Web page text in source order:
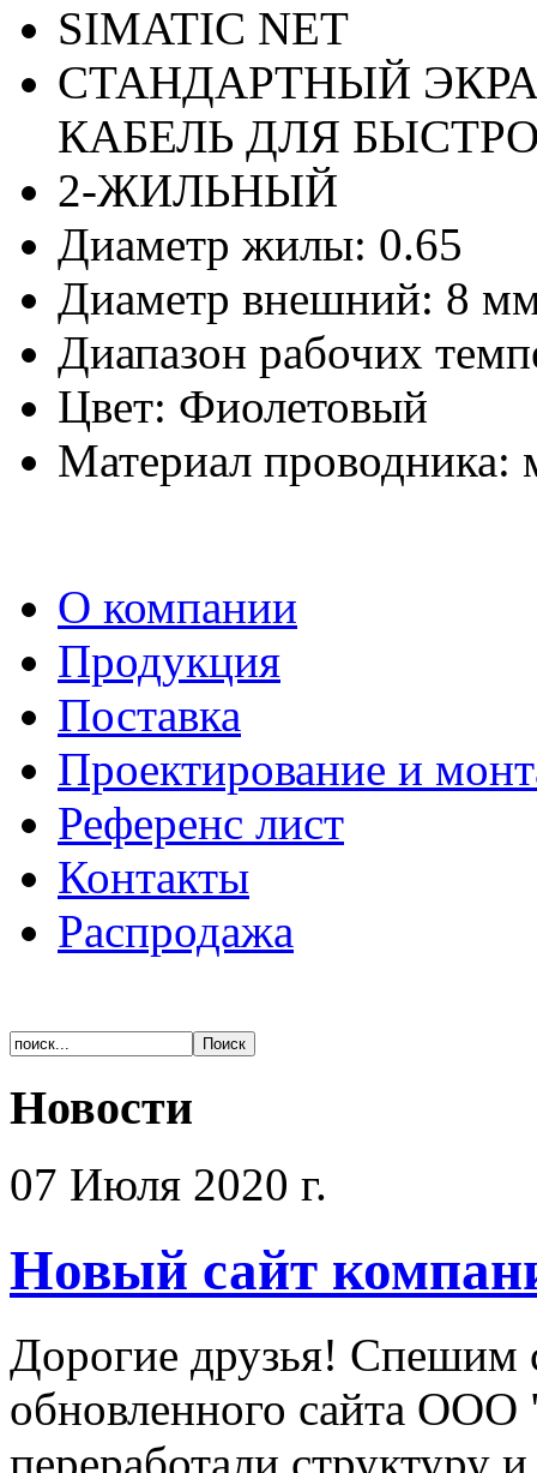
SIMATIC NET
СТАНДАРТНЫЙ
КАБЕЛЬ ДЛЯ
2-ЖИЛЬНЫЙ
Диаметр жилы: 0.65
Диаметр внешний: 8
Диапазон рабочих
Цвет: Фиолетовый
Материал проводника:
О компании
Продукция
Поставка
Проектирование и
Референс лист
Контакты
Распродажа
Новости
07 Июля 2020 г.
Новый сайт
Дорогие друзья! Спешим
обновленного сайта